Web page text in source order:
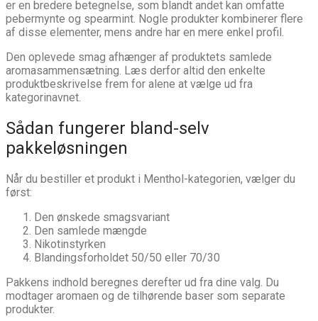
er en bredere betegnelse, som blandt andet kan omfatte
pebermynte og spearmint. Nogle produkter kombinerer flere
af disse elementer, mens andre har en mere enkel profil.
Den oplevede smag afhænger af produktets samlede
aromasammensætning. Læs derfor altid den enkelte
produktbeskrivelse frem for alene at vælge ud fra
kategorinavnet.
Sådan fungerer bland-selv
pakkeløsningen
Når du bestiller et produkt i Menthol-kategorien, vælger du
først:
Den ønskede smagsvariant
Den samlede mængde
Nikotinstyrken
Blandingsforholdet 50/50 eller 70/30
Pakkens indhold beregnes derefter ud fra dine valg. Du
modtager aromaen og de tilhørende baser som separate
produkter.